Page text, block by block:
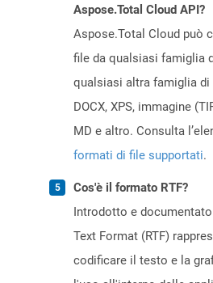
Aspose.Total Cloud API?
Aspose.Total Cloud può
file da qualsiasi famiglia
qualsiasi altra famiglia di
DOCX, XPS, immagine
MD e altro. Consulta
formati di file supportati.
Cos'è il formato RTF?
Introdotto e
Text Format (RTF)
codificare il testo e la